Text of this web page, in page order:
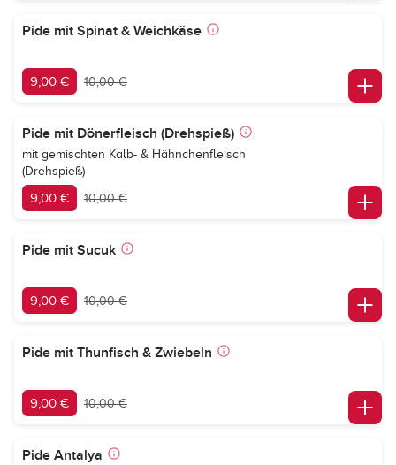
Pide mit Spinat & Weichkäse
9,00 € 10,00 €
Pide mit Dönerfleisch (Drehspieß)
mit gemischten Kalb- & Hähnchenfleisch
(Drehspieß)
9,00 € 10,00 €
Pide mit Sucuk
9,00 € 10,00 €
Pide mit Thunfisch & Zwiebeln
9,00 € 10,00 €
Pide Antalya